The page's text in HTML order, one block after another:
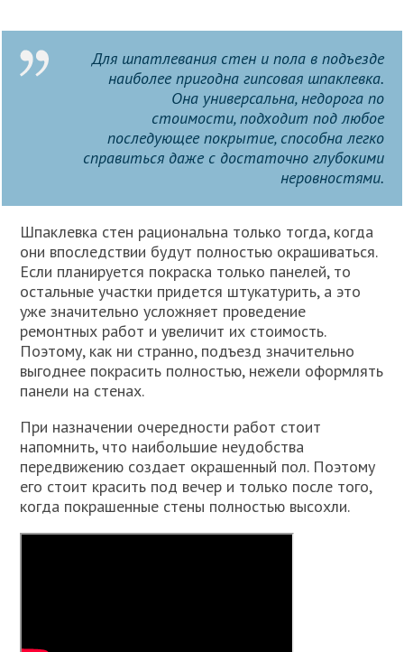
Для шпатлевания стен и пола в подъезде
наиболее пригодна гипсовая шпаклевка.
Она универсальна, недорога по
стоимости, подходит под любое
последующее покрытие, способна легко
справиться даже с достаточно глубокими
неровностями.
Шпаклевка стен рациональна только тогда, когда
они впоследствии будут полностью окрашиваться.
Если планируется покраска только панелей, то
остальные участки придется штукатурить, а это
уже значительно усложняет проведение
ремонтных работ и увеличит их стоимость.
Поэтому, как ни странно, подъезд значительно
выгоднее покрасить полностью, нежели оформлять
панели на стенах.
При назначении очередности работ стоит
напомнить, что наибольшие неудобства
передвижению создает окрашенный пол. Поэтому
его стоит красить под вечер и только после того,
когда покрашенные стены полностью высохли.